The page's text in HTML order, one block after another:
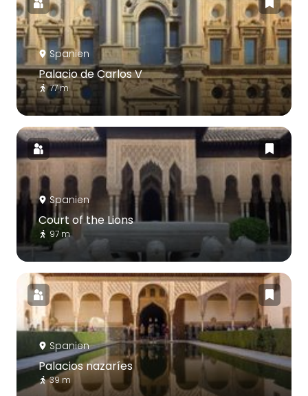
Spanien
Palacio de Carlos V
77 m
Spanien
Court of the Lions
97 m
Spanien
Palacios nazaríes
39 m